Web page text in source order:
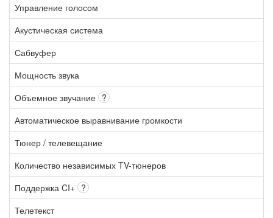
Управление голосом
Акустическая система
Сабвуфер
Мощность звука
Объемное звучание ?
Автоматическое выравнивание громкости
Тюнер / телевещание
Количество независимых TV-тюнеров
Поддержка CI+ ?
Телетекст